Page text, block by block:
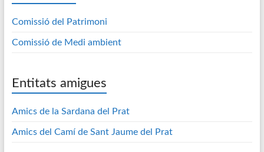
Comissió del Patrimoni
Comissió de Medi ambient
Entitats amigues
Amics de la Sardana del Prat
Amics del Camí de Sant Jaume del Prat